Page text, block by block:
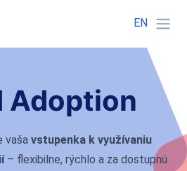
EN
Adoption
vaša vstupenka k využívaniu
– flexibilne, rýchlo a za dostupnú